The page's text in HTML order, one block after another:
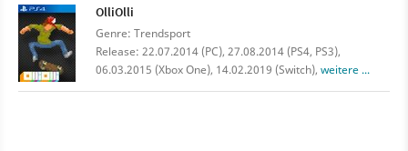
OlliOlli
Genre: Trendsport
Release: 22.07.2014 (PC), 27.08.2014 (PS4, PS3),
06.03.2015 (Xbox One), 14.02.2019 (Switch), weitere ...